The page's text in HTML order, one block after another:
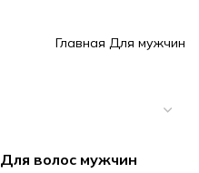
Главная Для мужчин
Для волос мужчин